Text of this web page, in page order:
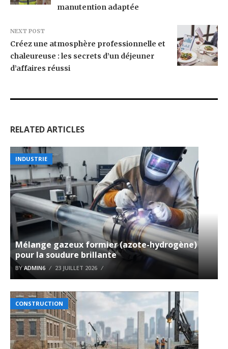
manutention adaptée
NEXT POST
Créez une atmosphère professionnelle et
chaleureuse : les secrets d’un déjeuner
d’affaires réussi
RELATED ARTICLES
INDUSTRIE
Mélange gazeux formier (azote-hydrogène)
pour la soudure brillante
BYADMIN6 23 JUILLET 2026
CONSTRUCTION